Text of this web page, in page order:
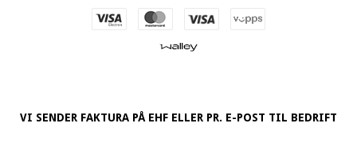
VI SENDER FAKTURA PÅ EHF ELLER PR. E-POST TIL BEDRIFT